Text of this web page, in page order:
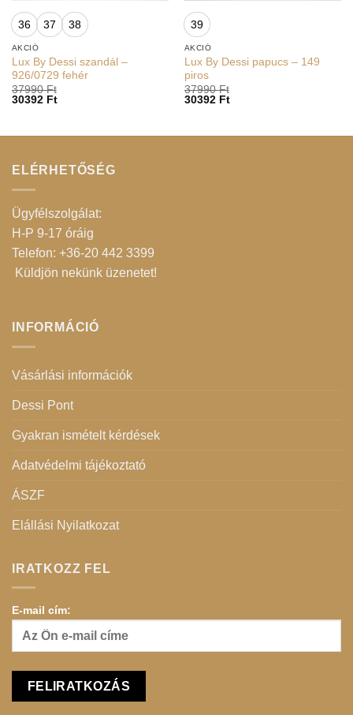
36 37 38
AKCIÓ
Lux By Dessi szandál –
926/0729 fehér
37990Ft
30392 Ft
39
AKCIÓ
Lux By Dessi papucs – 149
piros
37990Ft
30392 Ft
ELÉRHETŐSÉG
Ügyfélszolgálat:
H-P 9-17 óráig
Telefon: +36-20 442 3399
Küldjön nekünk üzenetet!
INFORMÁCIÓ
Vásárlási információk
Dessi Pont
Gyakran ismételt kérdések
Adatvédelmi tájékoztató
ÁSZF
Elállási Nyilatkozat
IRATKOZZ FEL
E-mail cím: